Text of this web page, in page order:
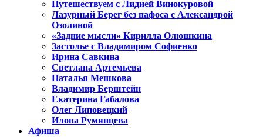
Путешествуем с Лидией Винокуровой
Лазурный Берег без пафоса с Александрой
Озолиной
«Задние мысли» Кирилла Олюшкина
Застолье с Владимиром Софиенко
Ирина Савкина
Светлана Артемьева
Наталья Мешкова
Владимир Берштейн
Екатерина Габалова
Олег Липовецкий
Илона Румянцева
Афиша